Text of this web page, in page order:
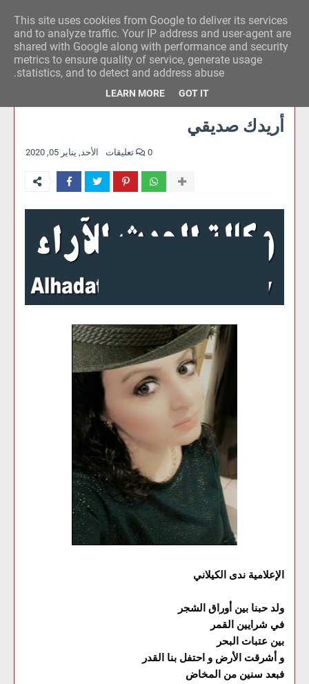
وكالة الحدث للآراء
أريدك صديقي
الأحد, يناير 05, 2020 0 تعليقات
الإعلامية ندى الكيلاني
ولد حبنا بين أوراق الشجر
في شرايين القمر
بين عتبات البحر
و أشرقت الأرض و احتفل بنا القدر
فبعد سنين من المخاض
This site uses cookies from Google to deliver its services
and to analyze traffic. Your IP address and user-agent are
shared with Google along with performance and security
metrics to ensure quality of service, generate usage
statistics, and to detect and address abuse.
LEARN MORE GOT IT